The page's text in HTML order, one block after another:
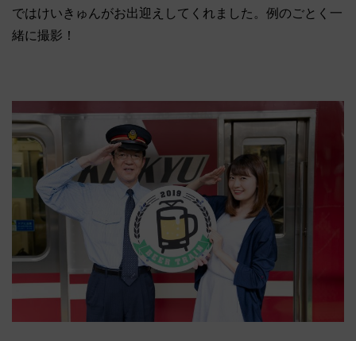
ではけいきゅんがお出迎えしてくれました。例のごとく一
緒に撮影！